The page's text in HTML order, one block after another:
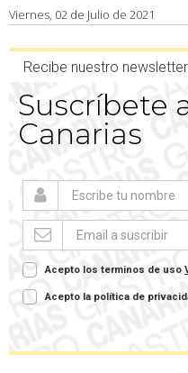
Viernes, 02 de Julio de 2021
Recibe nuestro newsletter
Suscríbete
Canarias
Acepto los terminos de uso
Acepto la política de